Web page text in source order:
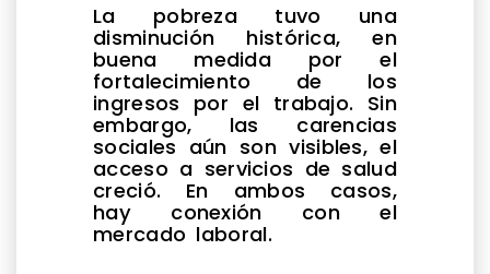
La pobreza tuvo una
disminución histórica, en
buena medida por el
fortalecimiento de los
ingresos por el trabajo. Sin
embargo, las carencias
sociales aún son visibles, el
acceso a servicios de salud
creció. En ambos casos,
hay conexión con el
mercado laboral.